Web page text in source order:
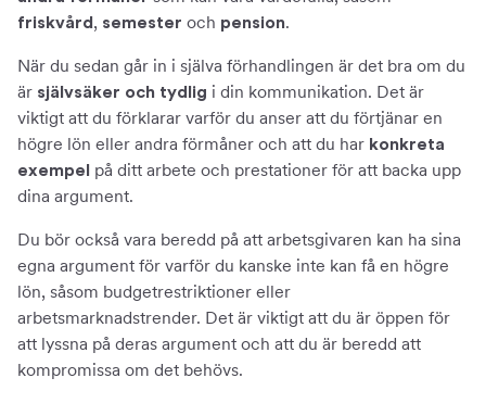
friskvård , semester och pension.
När du sedan går in i själva förhandlingen är det bra om du
är självsäker och tydlig i din kommunikation. Det är
viktigt att du förklarar varför du anser att du förtjänar en
högre lön eller andra förmåner och att du har konkreta
exempel
på ditt arbete och prestationer för att backa upp
dina argument.
Du bör också vara beredd på att arbetsgivaren kan ha sina
egna argument för varför du kanske inte kan få en högre
lön, såsom budgetrestriktioner eller
arbetsmarknadstrender. Det är viktigt att du är öppen för
att lyssna på deras argument och att du är beredd att
kompromissa om det behövs.